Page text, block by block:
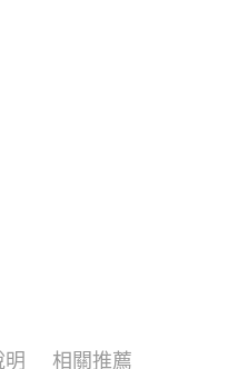
明 相關推薦